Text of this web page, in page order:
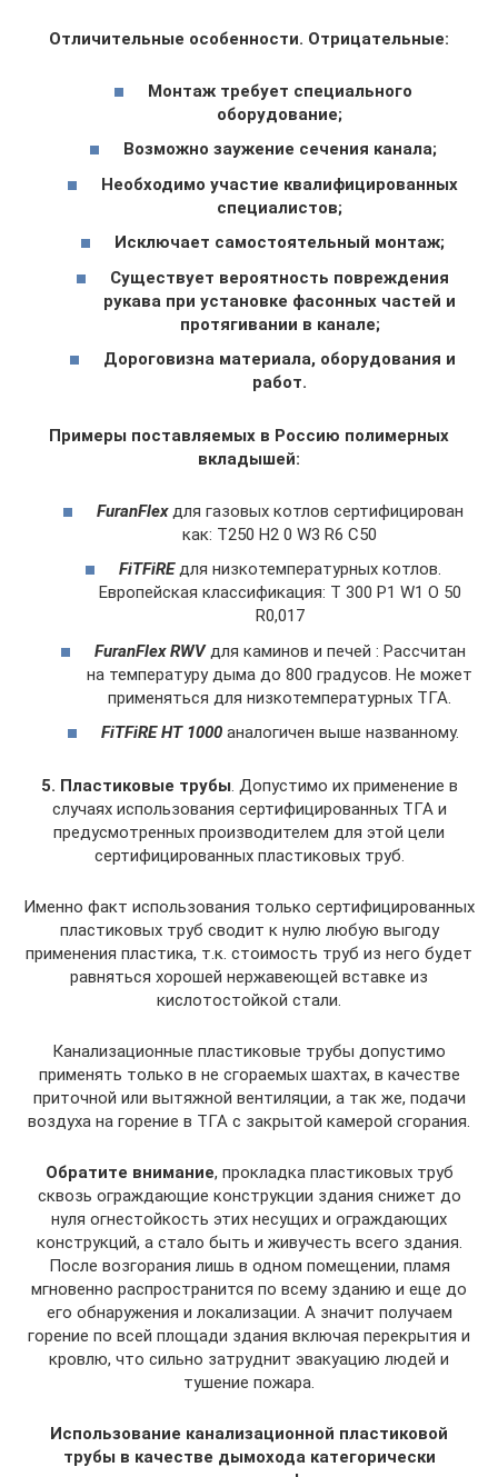
Отличительные особенности. Отрицательные:
Монтаж требует специального
оборудование;
Возможно заужение сечения канала;
Необходимо участие квалифицированных
специалистов;
Исключает самостоятельный монтаж;
Существует вероятность повреждения
рукава при установке фасонных частей и
протягивании в канале;
Дороговизна материала, оборудования и
работ.
Примеры поставляемых в Россию полимерных
вкладышей:
FuranFlexдля газовых котлов сертифицирован
как: T250 H2 0 W3 R6 C50
FiTFiREдля низкотемпературных котлов.
Европейская классификация: T 300 P1 W1 O 50
R0,017
FuranFlex RWVдля каминов и печей : Рассчитан
на температуру дыма до 800 градусов. Не может
применяться для низкотемпературных ТГА.
FiTFiRE НТ 1000аналогичен выше названному.
5. Пластиковые трубы. Допустимо их применение в
случаях использования сертифицированных ТГА и
предусмотренных производителем для этой цели
сертифицированных пластиковых труб.
Именно факт использования только сертифицированных
пластиковых труб сводит к нулю любую выгоду
применения пластика, т.к. стоимость труб из него будет
равняться хорошей нержавеющей вставке из
кислотостойкой стали.
Канализационные пластиковые трубы допустимо
применять только в не сгораемых шахтах, в качестве
приточной или вытяжной вентиляции, а так же, подачи
воздуха на горение в ТГА с закрытой камерой сгорания.
Обратите внимание, прокладка пластиковых труб
сквозь ограждающие конструкции здания снижет до
нуля огнестойкость этих несущих и ограждающих
конструкций, а стало быть и живучесть всего здания.
После возгорания лишь в одном помещении, пламя
мгновенно распространится по всему зданию и еще до
его обнаружения и локализации. А значит получаем
горение по всей площади здания включая перекрытия и
кровлю, что сильно затруднит эвакуацию людей и
тушение пожара.
Использование канализационной пластиковой
трубы в качестве дымохода категорически